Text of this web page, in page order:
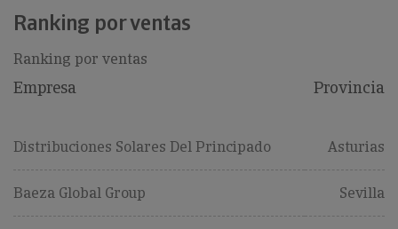
Ranking por ventas
Ranking por ventas
Empresa Provincia
Distribuciones Solares Del Principado Asturias
Baeza Global Group Sevilla